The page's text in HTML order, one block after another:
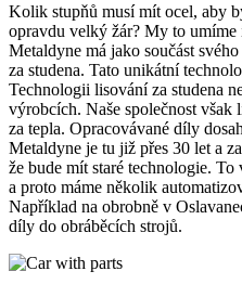
Kolik stupňů musí mít ocel, aby
opravdu velký žár? My to umíme
Metaldyne má jako součást
za studena. Tato unikátní
Technologii lisování za studena
výrobcích. Naše společnost
za tepla. Opracovávané díly
Metaldyne je tu již přes 30 let a
že bude mít staré technologie. To
a proto máme několik
Například na obrobně v
díly do obráběcích strojů.